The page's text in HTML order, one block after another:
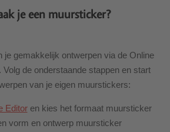
je een muursticker?
je gemakkelijk ontwerpen via de Online
Volg de onderstaande stappen en start
van je eigen muurstickers:
Editoren kies het formaat muursticker
vorm en ontwerp muursticker